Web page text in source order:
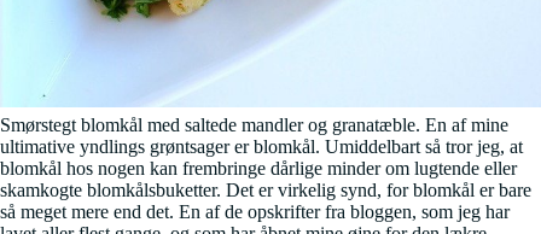
Smørstegt blomkål med saltede mandler og granatæble. En af mine
ultimative yndlings grøntsager er blomkål. Umiddelbart så tror jeg, at
blomkål hos nogen kan frembringe dårlige minder om lugtende eller
skamkogte blomkålsbuketter. Det er virkelig synd, for blomkål er bare
så meget mere end det. En af de opskrifter fra bloggen, som jeg har